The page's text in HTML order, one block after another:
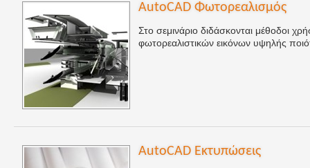
AutoCAD Φωτορεαλισμός
Στο σεμινάριο διδάσκονται μέθοδοι
φωτορεαλιστικών εικόνων υψηλής
AutoCAD Εκτυπώσεις